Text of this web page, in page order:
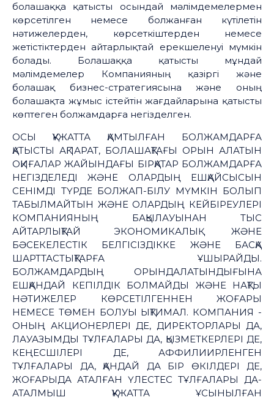
болашаққа қатысты осындай мәлімдемелермен
көрсетілген немесе болжанған күтілетін
нәтижелерден, көрсеткіштерден немесе
жетістіктерден айтарлықтай ерекшеленуі мүмкін
болады. Болашаққа қатысты мұндай
мәлімдемелер Компанияның қазіргі және
болашақ бизнес-стратегиясына және оның
болашақта жұмыс істейтін жағдайларына қатысты
көптеген болжамдарға негізделген.
ОСЫ ҚҰЖАТТА ҚАМТЫЛҒАН БОЛЖАМДАРҒА
ҚАТЫСТЫ АҚПАРАТ, БОЛАШАҚТАҒЫ ОРЫН АЛАТЫН
ОҚИҒАЛАР ЖАЙЫНДАҒЫ БІРҚАТАР БОЛЖАМДАРҒА
НЕГІЗДЕЛЕДІ ЖӘНЕ ОЛАРДЫҢ ЕШҚАЙСЫСЫН
СЕНІМДІ ТҮРДЕ БОЛЖАП-БІЛУ МҮМКІН БОЛЫП
ТАБЫЛМАЙТЫН ЖӘНЕ ОЛАРДЫҢ КЕЙБІРЕУЛЕРІ
КОМПАНИЯНЫҢ БАҚЫЛАУЫНАН ТЫС
АЙТАРЛЫҚТАЙ ЭКОНОМИКАЛЫҚ ЖӘНЕ
БӘСЕКЕЛЕСТІК БЕЛГІСІЗДІККЕ ЖӘНЕ БАСҚА
ШАРТТАСТЫҚТАРҒА ҰШЫРАЙДЫ.
БОЛЖАМДАРДЫҢ ОРЫНДАЛАТЫНДЫҒЫНА
ЕШҚАНДАЙ КЕПІЛДІК БОЛМАЙДЫ ЖӘНЕ НАҚТЫ
НӘТИЖЕЛЕР КӨРСЕТІЛГЕННЕН ЖОҒАРЫ
НЕМЕСЕ ТӨМЕН БОЛУЫ ЫҚТИМАЛ. КОМПАНИЯ -
ОНЫҢ АКЦИОНЕРЛЕРІ ДЕ, ДИРЕКТОРЛАРЫ ДА,
ЛАУАЗЫМДЫ ТҰЛҒАЛАРЫ ДА, ҚЫЗМЕТКЕРЛЕРІ ДЕ,
КЕҢЕСШІЛЕРІ ДЕ, АФФИЛИИРЛЕНГЕН
ТҰЛҒАЛАРЫ ДА, ҚАНДАЙ ДА БІР ӨКІЛДЕРІ ДЕ,
ЖОҒАРЫДА АТАЛҒАН ҮЛЕСТЕС ТҰЛҒАЛАРЫ ДА-
АТАЛМЫШ ҚҰЖАТТА ҰСЫНЫЛҒАН